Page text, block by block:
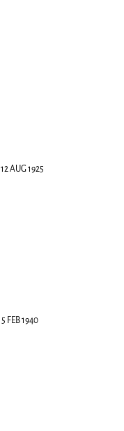
12 AUG 1925
5 FEB 1940